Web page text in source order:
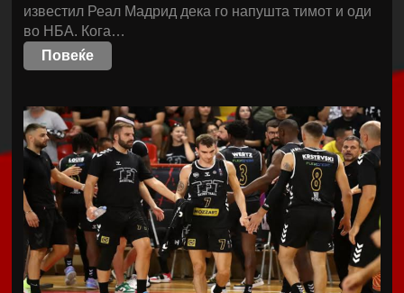
известил Реал Мадрид дека го напушта тимот и оди
во НБА. Кога…
Повеќе